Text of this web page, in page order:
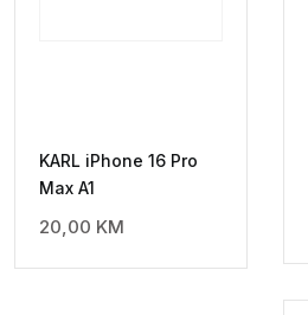
KARL iPhone 16 Pro
Max A1
20,00 KM